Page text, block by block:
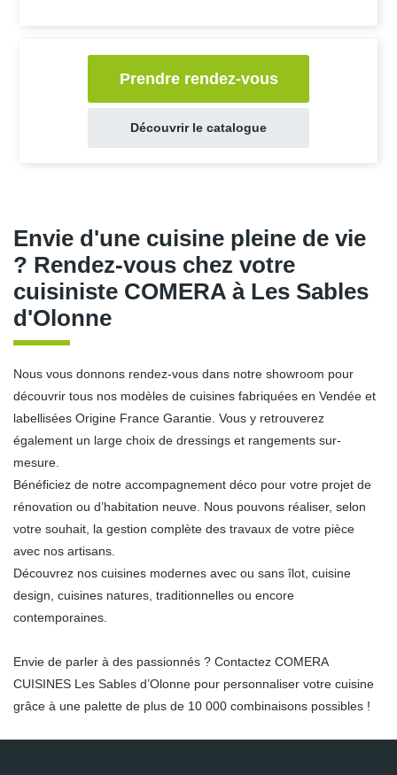
Prendre rendez-vous
Découvrir le catalogue
Envie d'une cuisine pleine de vie
? Rendez-vous chez votre
cuisiniste COMERA à Les Sables
d'Olonne
Nous vous donnons rendez-vous dans notre showroom pour
découvrir tous nos modèles de cuisines fabriquées en Vendée et
labellisées Origine France Garantie. Vous y retrouverez
également un large choix de dressings et rangements sur-
mesure.
Bénéficiez de notre accompagnement déco pour votre projet de
rénovation ou d’habitation neuve. Nous pouvons réaliser, selon
votre souhait, la gestion complète des travaux de votre pièce
avec nos artisans.
Découvrez nos cuisines modernes avec ou sans îlot, cuisine
design, cuisines natures, traditionnelles ou encore
contemporaines.
Envie de parler à des passionnés ? Contactez COMERA
CUISINES Les Sables d’Olonne pour personnaliser votre cuisine
grâce à une palette de plus de 10 000 combinaisons possibles !